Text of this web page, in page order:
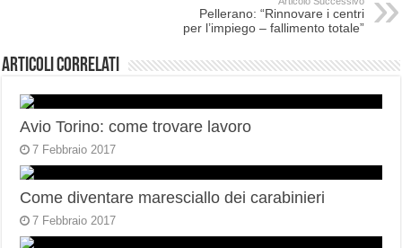
Pellerano: “Rinnovare i centri
per l’impiego – fallimento totale”
Articoli correlati
Avio Torino: come trovare lavoro
7 Febbraio 2017
Come diventare maresciallo dei carabinieri
7 Febbraio 2017